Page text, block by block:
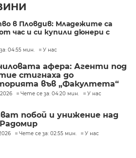
в Пловдив: Младежите са
час и си купили дюнери с
04:55 мин. У нас
афера: Агенти под
стигнаха до
във „Факултета“
Чете се за: 04:20 мин. У нас
побой и унижение над
Чете се за: 02:55 мин. У нас